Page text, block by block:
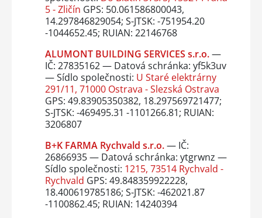
5 - Zličín GPS: 50.061586800043,
14.297846829054; S-JTSK: -751954.20
-1044652.45; RUIAN: 22146768
ALUMONT BUILDING SERVICES s.r.o.—
IČ: 27835162 — Datová schránka: yf5k3uv
— Sídlo společnosti: U Staré elektrárny
291/11, 71000 Ostrava - Slezská Ostrava
GPS: 49.83905350382, 18.297569721477;
S-JTSK: -469495.31 -1101266.81; RUIAN:
3206807
B+K FARMA Rychvald s.r.o.— IČ:
26866935 — Datová schránka: ytgrwnz —
Sídlo společnosti: 1215, 73514 Rychvald -
Rychvald GPS: 49.848359922228,
18.400619785186; S-JTSK: -462021.87
-1100862.45; RUIAN: 14240394